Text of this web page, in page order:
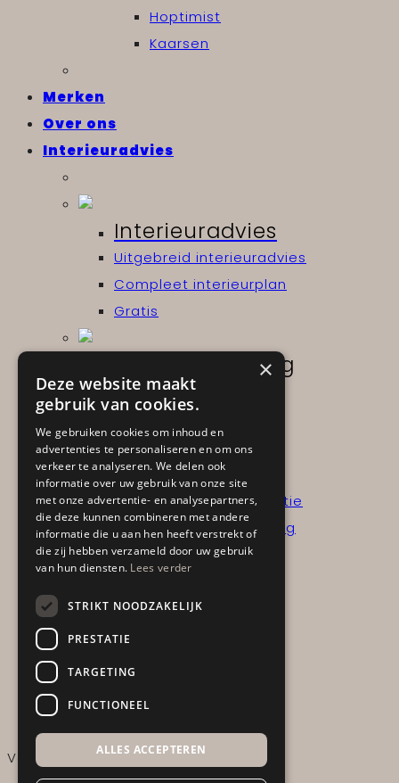
Hoptimist
Kaarsen
Merken
Over ons
Interieuradvies
Interieuradvies
Uitgebreid interieuradvies
Compleet interieurplan
Gratis
Projectinrichting
Kantoor- en werkplek
Advies aan huis
Interieurinzicht op locatie
Interieurinzicht + verslag
Portfolio
Sale
Acties
Verstuur
×
Deze website maakt
gebruik van cookies.
We gebruiken cookies om inhoud en
advertenties te personaliseren en om ons
verkeer te analyseren. We delen ook
informatie over uw gebruik van onze site
met onze advertentie- en analysepartners,
die deze kunnen combineren met andere
informatie die u aan hen heeft verstrekt of
die zij hebben verzameld door uw gebruik
van hun diensten. Lees verder
STRIKT NOODZAKELIJK
PRESTATIE
TARGETING
FUNCTIONEEL
ALLES ACCEPTEREN